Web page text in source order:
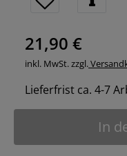
21,90 €
inkl. MwSt. zzgl.
Lieferfrist ca. 4-7
In